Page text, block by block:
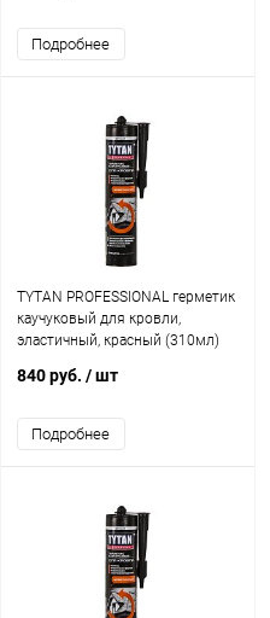
Подробнее
TYTAN PROFESSIONAL герметик
каучуковый для кровли,
эластичный, красный (310мл)
840 руб. / шт
Подробнее